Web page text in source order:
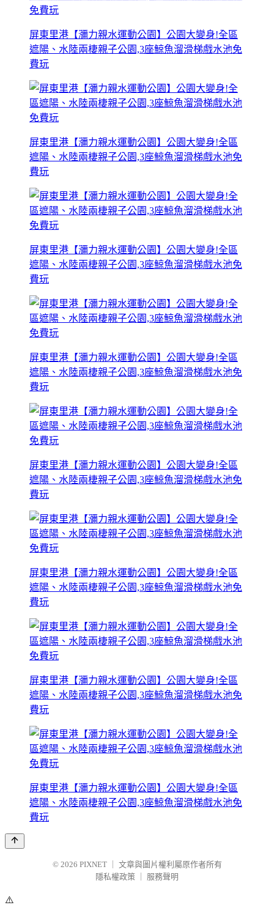
屏東里港【瀰力親水運動公園】公園大變身!全區
遮陽、水陸兩棲親子公園,3座鯨魚溜滑梯戲水池免
費玩
屏東里港【瀰力親水運動公園】公園大變身!全區
遮陽、水陸兩棲親子公園,3座鯨魚溜滑梯戲水池免
費玩
屏東里港【瀰力親水運動公園】公園大變身!全區
遮陽、水陸兩棲親子公園,3座鯨魚溜滑梯戲水池免
費玩
屏東里港【瀰力親水運動公園】公園大變身!全區
遮陽、水陸兩棲親子公園,3座鯨魚溜滑梯戲水池免
費玩
屏東里港【瀰力親水運動公園】公園大變身!全區
遮陽、水陸兩棲親子公園,3座鯨魚溜滑梯戲水池免
費玩
屏東里港【瀰力親水運動公園】公園大變身!全區
遮陽、水陸兩棲親子公園,3座鯨魚溜滑梯戲水池免
費玩
屏東里港【瀰力親水運動公園】公園大變身!全區
遮陽、水陸兩棲親子公園,3座鯨魚溜滑梯戲水池免
費玩
屏東里港【瀰力親水運動公園】公園大變身!全區
遮陽、水陸兩棲親子公園,3座鯨魚溜滑梯戲水池免
費玩
© 2026 PIXNET
文章與圖片權利屬原作者所有
隱私權政策
服務聲明
⚠️